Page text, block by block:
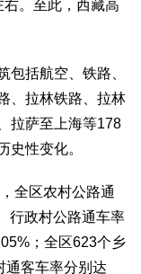
。至此，西藏高
括航空、铁路、
、拉林铁路、拉林
拉萨至上海等178
史性变化。
全区农村公路通
行政村公路通车率
；全区623个乡
通客车率分别达